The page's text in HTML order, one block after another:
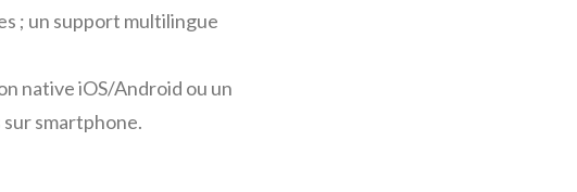
; un support multilingue
native iOS/Android ou un
smartphone.